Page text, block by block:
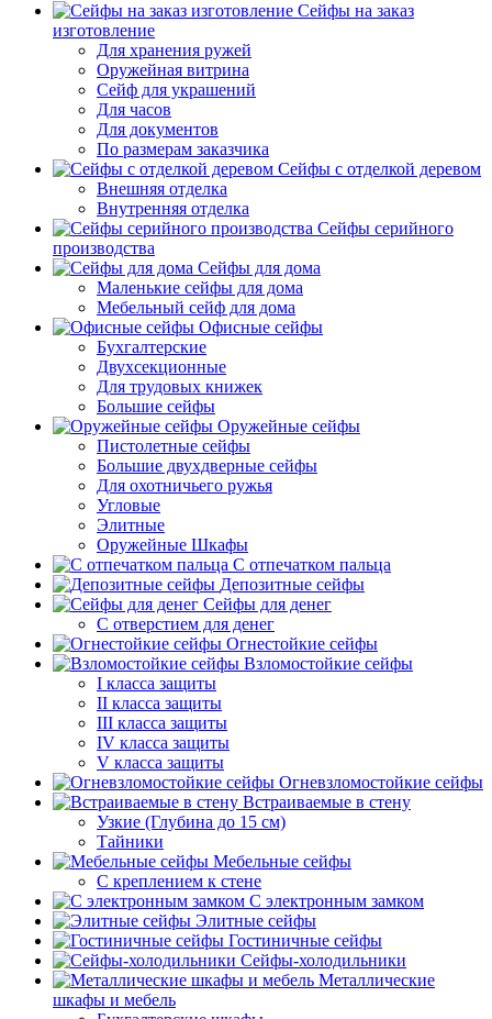
Сейфы на заказ
изготовление
Для хранения ружей
Оружейная витрина
Сейф для украшений
Для часов
Для документов
По размерам заказчика
Сейфы с отделкой деревом
Внешняя отделка
Внутренняя отделка
Сейфы серийного
производства
Сейфы для дома
Маленькие сейфы для дома
Мебельный сейф для дома
Офисные сейфы
Бухгалтерские
Двухсекционные
Для трудовых книжек
Большие сейфы
Оружейные сейфы
Пистолетные сейфы
Большие двухдверные сейфы
Для охотничьего ружья
Угловые
Элитные
Оружейные Шкафы
С отпечатком пальца
Депозитные сейфы
Сейфы для денег
С отверстием для денег
Огнестойкие сейфы
Взломостойкие сейфы
I класса защиты
II класса защиты
III класса защиты
IV класса защиты
V класса защиты
Огневзломостойкие сейфы
Встраиваемые в стену
Узкие (Глубина до 15 см)
Тайники
Мебельные сейфы
С креплением к стене
С электронным замком
Элитные сейфы
Гостиничные сейфы
Сейфы-холодильники
Металлические
шкафы и мебель